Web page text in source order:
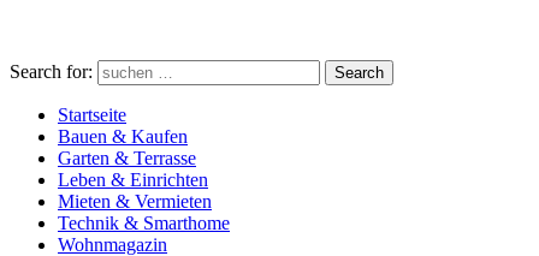
Search for: Search
Startseite
Bauen & Kaufen
Garten & Terrasse
Leben & Einrichten
Mieten & Vermieten
Technik & Smarthome
Wohnmagazin